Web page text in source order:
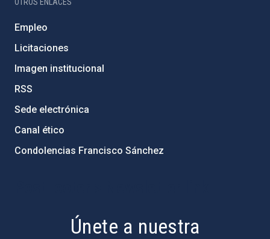
Empleo
Licitaciones
Imagen institucional
RSS
Sede electrónica
Canal ético
Condolencias Francisco Sánchez
Únete a nuestra